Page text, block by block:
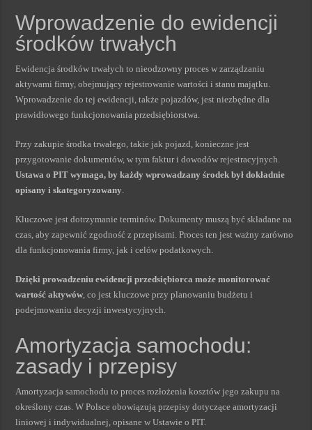
Wprowadzenie do ewidencji
środków trwałych
Ewidencja środków trwałych to nieodzowny proces w zarządzaniu
aktywami firmy, obejmujący rejestrowanie wartości i stanu majątku.
Wprowadzenie do tej ewidencji, także pojazdów, jest niezbędne dla
prawidłowego funkcjonowania przedsiębiorstwa.
Przy zakupie środka trwałego, takie jak pojazd, konieczne jest
przygotowanie dokumentów, w tym faktur i dowodów rejestracyjnych.
Ustawa o PIT wymaga, by każdy wprowadzany środek był dokładnie
opisany i skategoryzowany.
Kluczowe jest dotrzymanie terminów. Dokumenty muszą być składane na
czas, aby zapewnić zgodność z przepisami. Proces ten jest ważny zarówno
dla funkcjonowania firmy, jak i celów podatkowych.
Dzięki prowadzeniu ewidencji przedsiębiorca może monitorować
wartość aktywów, co jest kluczowe przy planowaniu budżetu i
podejmowaniu decyzji inwestycyjnych.
Amortyzacja samochodu:
zasady i przepisy
Amortyzacja samochodu to proces rozłożenia kosztów jego zakupu na
określony czas. W Polsce obowiązują przepisy dotyczące amortyzacji
liniowej i indywidualnej, opisane w Ustawie o PIT.